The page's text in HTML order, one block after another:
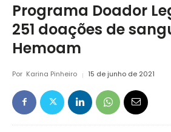
Programa Doador
251 doações de
Hemoam
Por Karina Pinheiro 15 de junho de 2021